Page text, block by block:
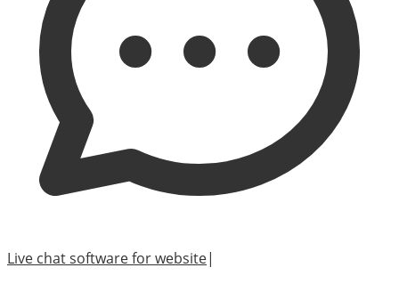
Live chat software for website|